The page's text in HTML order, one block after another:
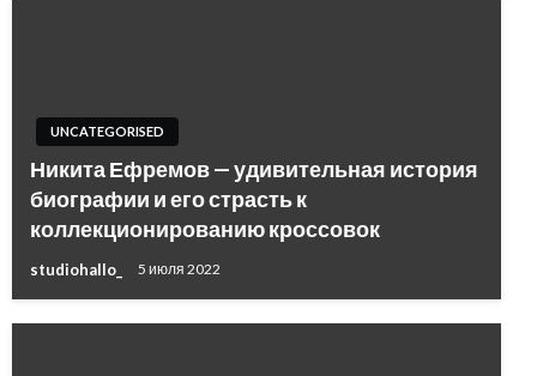
UNCATEGORISED
Никита Ефремов — удивительная история
биографии и его страсть к
коллекционированию кроссовок
studiohallo_ 5 июля 2022